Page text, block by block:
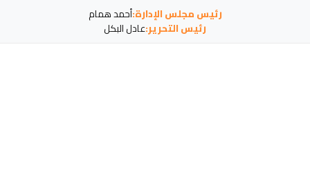
رئيس مجلس الإدارة:أحمد همام
رئيس التحرير:عادل البكل